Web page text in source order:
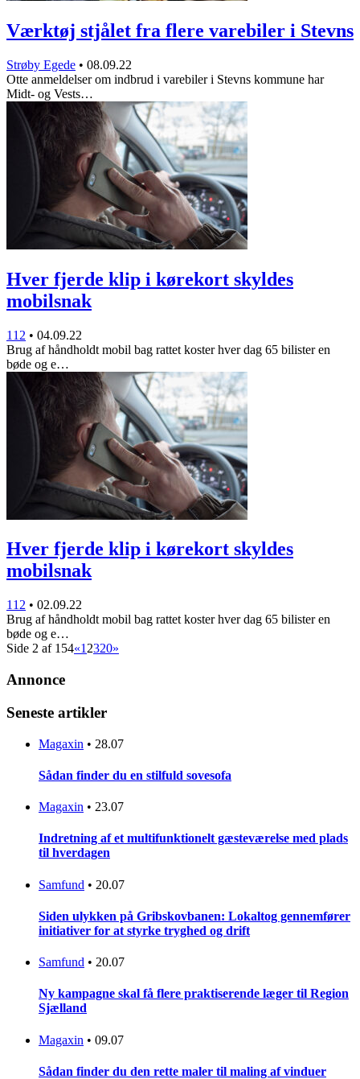
Værktøj stjålet fra flere varebiler i Stevns
Strøby Egede • 08.09.22
Otte anmeldelser om indbrud i varebiler i Stevns kommune har
Midt- og Vests…
Hver fjerde klip i kørekort skyldes
mobilsnak
112 • 04.09.22
Brug af håndholdt mobil bag rattet koster hver dag 65 bilister en
bøde og e…
Hver fjerde klip i kørekort skyldes
mobilsnak
112 • 02.09.22
Brug af håndholdt mobil bag rattet koster hver dag 65 bilister en
bøde og e…
Side 2 af 154«1 2320»
Annonce
Seneste artikler
Magaxin • 28.07
Sådan finder du en stilfuld sovesofa
Magaxin • 23.07
Indretning af et multifunktionelt gæsteværelse med plads
til hverdagen
Samfund • 20.07
Siden ulykken på Gribskovbanen: Lokaltog gennemfører
initiativer for at styrke tryghed og drift
Samfund • 20.07
Ny kampagne skal få flere praktiserende læger til Region
Sjælland
Magaxin • 09.07
Sådan finder du den rette maler til maling af vinduer